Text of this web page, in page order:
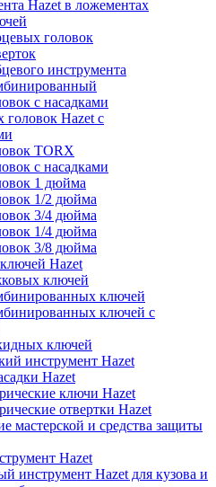
Hazet в ложементах
головок
инструмента
с насадками
Hazet с
TORX
с насадками
1 дюйма
1/2 дюйма
3/4 дюйма
1/4 дюйма
3/8 дюйма
Hazet
ключей
ключей
ключей с
ключей
инструмент Hazet
Hazet
ключи Hazet
отвертки Hazet
мастерской и средства защиты
Hazet
инструмент Hazet для кузова и